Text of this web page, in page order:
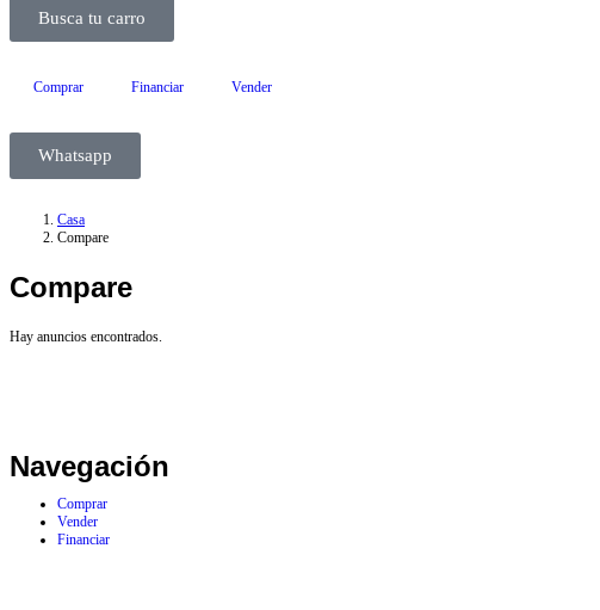
Busca tu carro
Comprar Financiar Vender
Whatsapp
Casa
Compare
Compare
Hay anuncios encontrados.
Navegación
Comprar
Vender
Financiar